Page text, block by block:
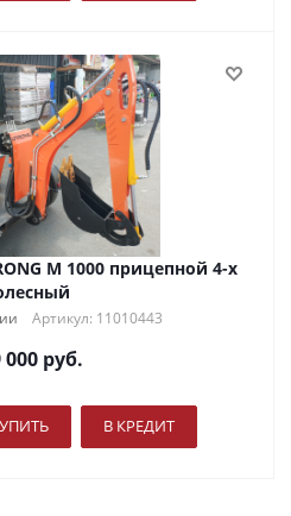
M 1000 прицепной 4-х
Артикул: 11010443
000 руб.
В КРЕДИТ